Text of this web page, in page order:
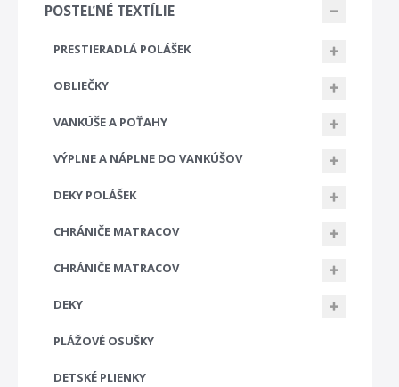
POSTEĽNÉ TEXTÍLIE
PRESTIERADLÁ POLÁŠEK
OBLIEČKY
VANKÚŠE A POŤAHY
VÝPLNE A NÁPLNE DO VANKÚŠOV
DEKY POLÁŠEK
CHRÁNIČE MATRACOV
CHRÁNIČE MATRACOV
DEKY
PLÁŽOVÉ OSUŠKY
DETSKÉ PLIENKY